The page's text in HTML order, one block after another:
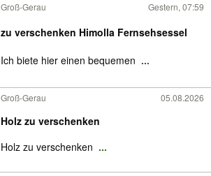
Groß-Gerau Gestern, 07:59
zu verschenken Himolla Fernsehsessel
Ich biete hier einen bequemen ...
Groß-Gerau 05.08.2026
Holz zu verschenken
Holz zu verschenken ...